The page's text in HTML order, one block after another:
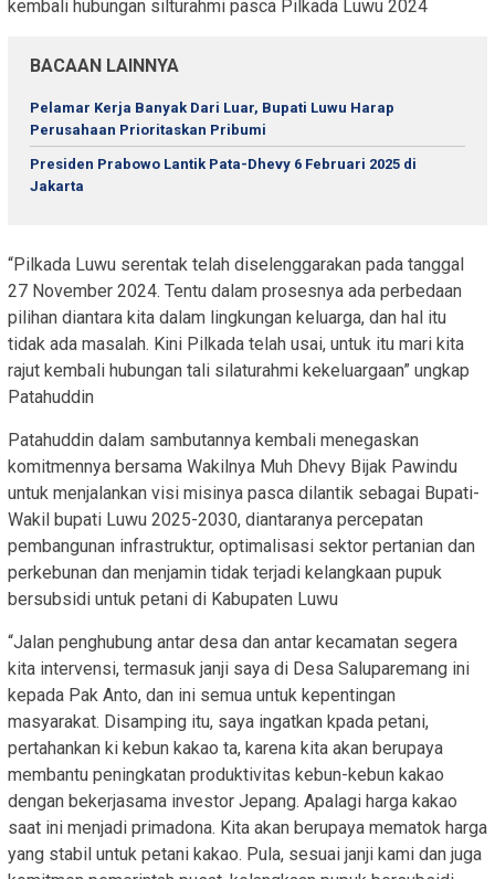
kembali hubungan silturahmi pasca Pilkada Luwu 2024
BACAAN LAINNYA
Pelamar Kerja Banyak Dari Luar, Bupati Luwu Harap
Perusahaan Prioritaskan Pribumi
Presiden Prabowo Lantik Pata-Dhevy 6 Februari 2025 di
Jakarta
“Pilkada Luwu serentak telah diselenggarakan pada tanggal
27 November 2024. Tentu dalam prosesnya ada perbedaan
pilihan diantara kita dalam lingkungan keluarga, dan hal itu
tidak ada masalah. Kini Pilkada telah usai, untuk itu mari kita
rajut kembali hubungan tali silaturahmi kekeluargaan” ungkap
Patahuddin
Patahuddin dalam sambutannya kembali menegaskan
komitmennya bersama Wakilnya Muh Dhevy Bijak Pawindu
untuk menjalankan visi misinya pasca dilantik sebagai Bupati-
Wakil bupati Luwu 2025-2030, diantaranya percepatan
pembangunan infrastruktur, optimalisasi sektor pertanian dan
perkebunan dan menjamin tidak terjadi kelangkaan pupuk
bersubsidi untuk petani di Kabupaten Luwu
“Jalan penghubung antar desa dan antar kecamatan segera
kita intervensi, termasuk janji saya di Desa Saluparemang ini
kepada Pak Anto, dan ini semua untuk kepentingan
masyarakat. Disamping itu, saya ingatkan kpada petani,
pertahankan ki kebun kakao ta, karena kita akan berupaya
membantu peningkatan produktivitas kebun-kebun kakao
dengan bekerjasama investor Jepang. Apalagi harga kakao
saat ini menjadi primadona. Kita akan berupaya mematok harga
yang stabil untuk petani kakao. Pula, sesuai janji kami dan juga